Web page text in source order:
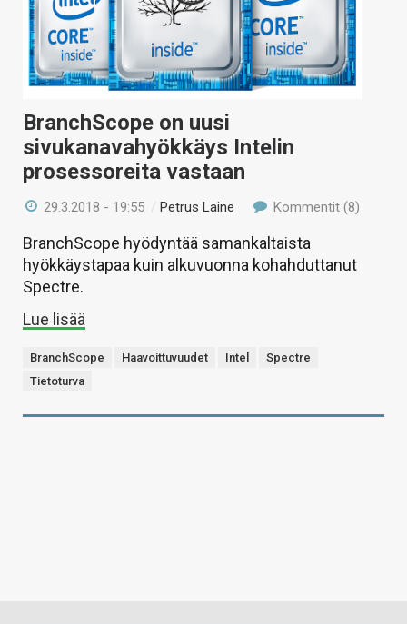
BranchScope on uusi
sivukanavahyökkäys Intelin
prosessoreita vastaan
29.3.2018 - 19:55 /Petrus Laine Kommentit (8)
BranchScope hyödyntää samankaltaista
hyökkäystapaa kuin alkuvuonna kohahduttanut
Spectre.
Lue lisää
BranchScope Haavoittuvuudet Intel
Spectre
Tietoturva